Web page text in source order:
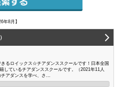
年8月】
きるロイックス☆チアダンススクールです！日本全国
しているチアダンススクールです。（2021年11人
アダンスを学べ、さ…